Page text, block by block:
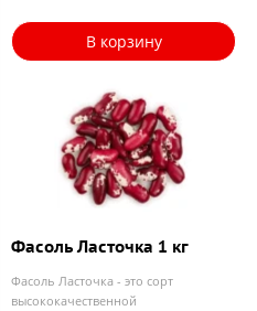
В корзину
Фасоль Ласточка 1 кг
Фасоль Ласточка - это сорт
высококачественной